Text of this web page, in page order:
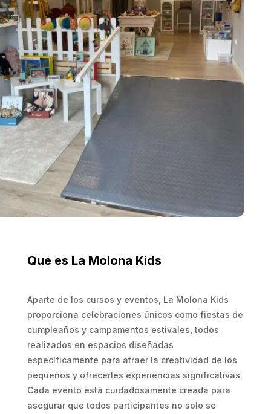
Que es La Molona Kids
Aparte de los cursos y eventos, La Molona Kids
proporciona celebraciones únicos como fiestas de
cumpleaños y campamentos estivales, todos
realizados en espacios diseñadas
específicamente para atraer la creatividad de los
pequeños y ofrecerles experiencias significativas.
Cada evento está cuidadosamente creada para
asegurar que todos participantes no solo se